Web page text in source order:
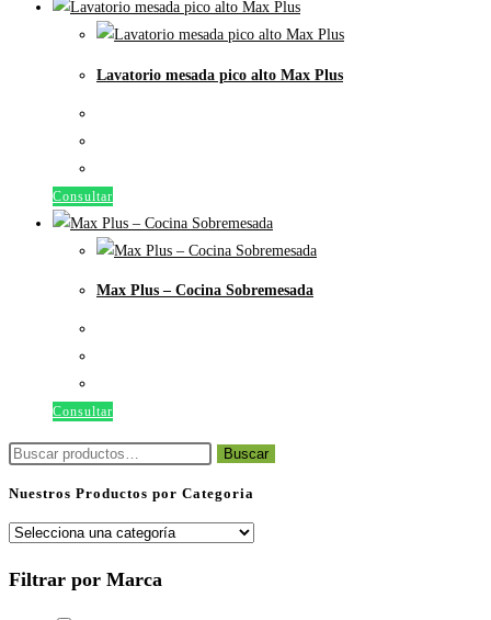
Lavatorio mesada pico alto Max Plus
Consultar
Max Plus – Cocina Sobremesada
Consultar
Buscar
Buscar
Nuestros Productos por Categoria
Filtrar por Marca